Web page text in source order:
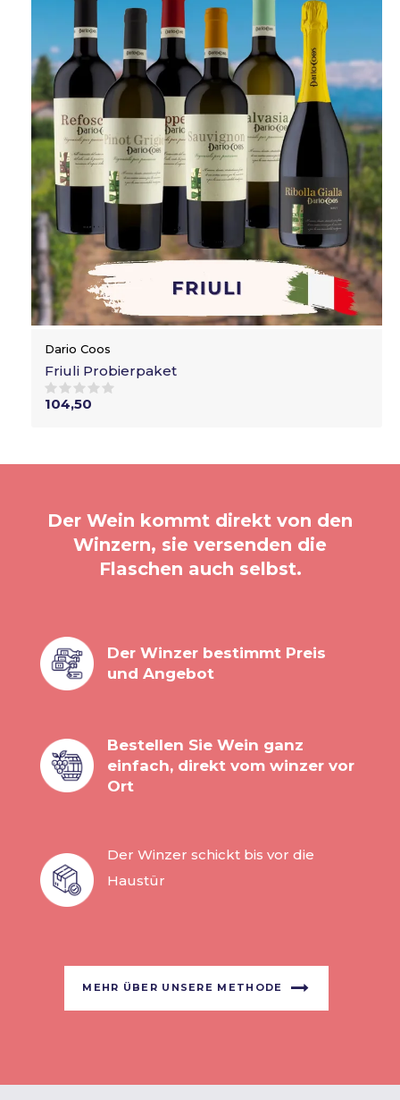
Dario Coos
Friuli Probierpaket
104,50
Der Wein kommt direkt von den
Winzern, sie versenden die
Flaschen auch selbst.
Der Winzer bestimmt Preis
und Angebot
Bestellen Sie Wein ganz
einfach, direkt vom winzer vor
Ort
Der Winzer schickt bis vor die
Haustür
MEHR ÜBER UNSERE METHODE